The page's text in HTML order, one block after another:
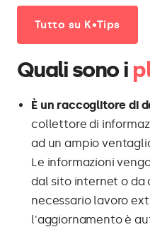
Tutto su K•Tips
Quali sono i
È un raccoglitore di
collettore di
ad un ampio
Le informazioni
dal sito internet o da
necessario lavoro
l'aggiornamento è